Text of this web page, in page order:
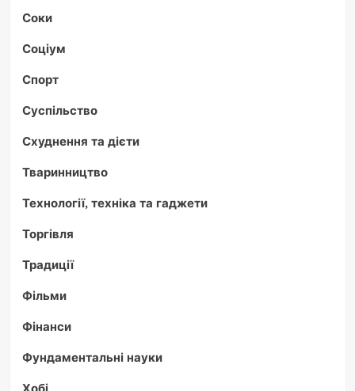
Соки
Соціум
Спорт
Суспільство
Схуднення та дієти
Тваринництво
Технології, техніка та гаджети
Торгівля
Традиції
Фільми
Фінанси
Фундаментальні науки
Хобі